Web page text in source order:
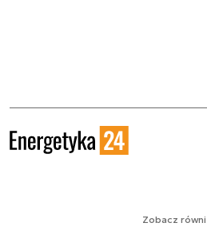
Zobacz